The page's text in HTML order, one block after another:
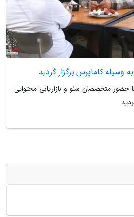
وسیله کاماپرس برگزار گردید
حضور متخصصان سئو و بازاریابی محتوایی